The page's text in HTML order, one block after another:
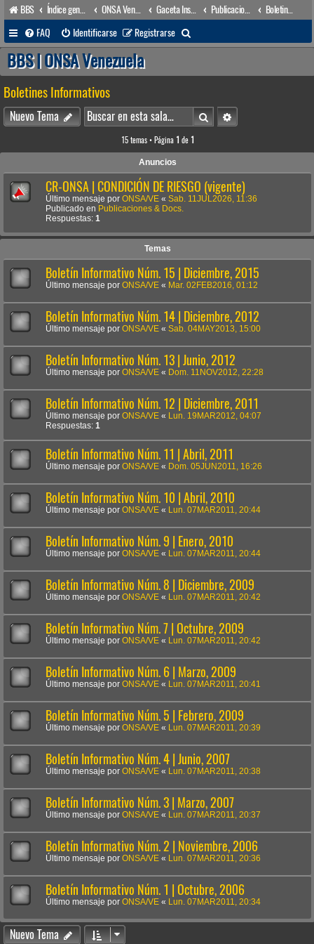
BBS Índice general ONSA Venezuela (acceso público) Gaceta Institucional Publicaciones & Docs.
Boletines Informativos
FAQ
Identificarse Registrarse
u
a
r
BBS | ONSA Venezuela
Boletines Informativos
Nuevo Tema BuscarBúsqueda avanzada
15 temas • Página 1 de 1
Anuncios
CR-ONSA | CONDICIÓN DE RIESGO (vigente)
Último mensaje por ONSA/VE « Sab. 11JUL2026, 11:36
Publicado en Publicaciones & Docs.
Respuestas: 1
Temas
Boletín Informativo Núm. 15 | Diciembre, 2015
Último mensaje por ONSA/VE « Mar. 02FEB2016, 01:12
Boletín Informativo Núm. 14 | Diciembre, 2012
Último mensaje por ONSA/VE « Sab. 04MAY2013, 15:00
Boletín Informativo Núm. 13 | Junio, 2012
Último mensaje por ONSA/VE « Dom. 11NOV2012, 22:28
Boletín Informativo Núm. 12 | Diciembre, 2011
Último mensaje por ONSA/VE «
Lun. 19MAR2012, 04:07
Respuestas: 1
Boletín Informativo Núm. 11 | Abril, 2011
Último mensaje por ONSA/VE « Dom. 05JUN2011, 16:26
Boletín Informativo Núm. 10 | Abril, 2010
Último mensaje por ONSA/VE « Lun. 07MAR2011, 20:44
Boletín Informativo Núm. 9 | Enero, 2010
Último mensaje por ONSA/VE « Lun. 07MAR2011, 20:44
Boletín Informativo Núm. 8 | Diciembre, 2009
Último mensaje por ONSA/VE « Lun. 07MAR2011, 20:42
Boletín Informativo Núm. 7 | Octubre, 2009
Último mensaje por ONSA/VE « Lun. 07MAR2011, 20:42
Boletín Informativo Núm. 6 | Marzo, 2009
Último mensaje por ONSA/VE « Lun. 07MAR2011, 20:41
Boletín Informativo Núm. 5 | Febrero, 2009
Último mensaje por ONSA/VE « Lun. 07MAR2011, 20:39
Boletín Informativo Núm. 4 | Junio, 2007
Último mensaje por ONSA/VE « Lun. 07MAR2011, 20:38
Boletín Informativo Núm. 3 | Marzo, 2007
Último mensaje por ONSA/VE « Lun. 07MAR2011, 20:37
Boletín Informativo Núm. 2 | Noviembre, 2006
Último mensaje por ONSA/VE « Lun. 07MAR2011, 20:36
Boletín Informativo Núm. 1 | Octubre, 2006
Último mensaje por ONSA/VE « Lun. 07MAR2011, 20:34
Nuevo Tema